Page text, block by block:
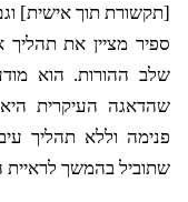
[תקשורת תוך אישית]
ספיר מציין את תהליך
שלב ההורות. הוא
שהדאגה העיקרית
פנימה וללא תהליך
שתוביל בהמשך לראיית